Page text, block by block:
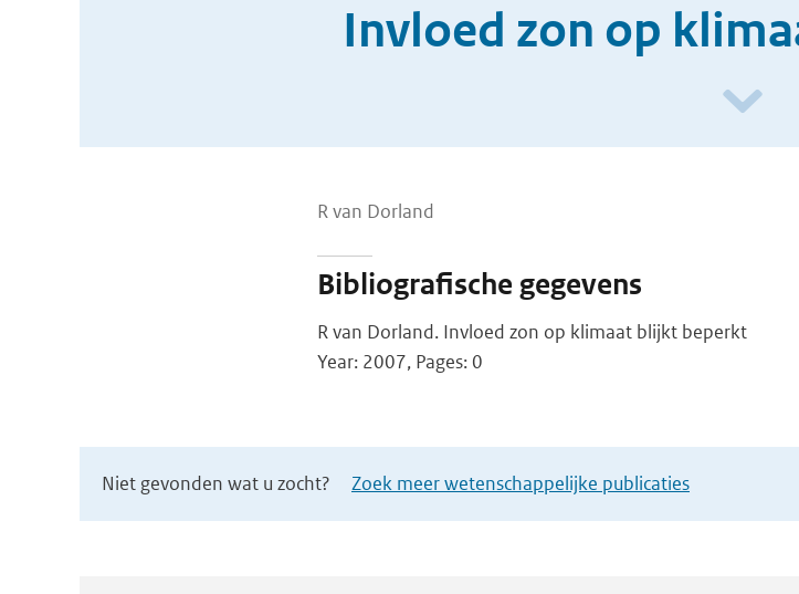
Invloed zon op
R van Dorland
Bibliografische gegevens
R van Dorland. Invloed zon op klimaat blijkt beperkt
Year: 2007, Pages: 0
Niet gevonden wat u zocht? Zoek meer wetenschappelijke publicaties